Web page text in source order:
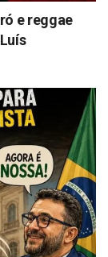
e reggae